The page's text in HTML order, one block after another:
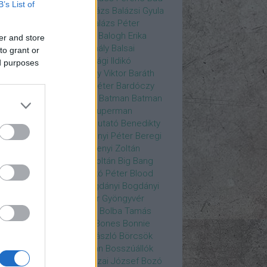
List of
and store
grant or
purposes
Bajos csajok Balázs Balázsi Gyula
Balázs Péter
Gate 3
Balogh Erika
Mix Stúdió
Balog Mihály Balsai
Bánfalvi Eszter
Bánsági Ildikó
Baradlay Viktor Baráth
Barát Attia Barbinek Péter Bardóczy
Batman Batman
ellen
Batman v Superman
bemutató Benedikty
Benkő Péter Bercsényi Péter Beregi
Berzsenyi Zoltán
Bezerédi Zoltán Big Bang
Kft.
Blake Lively Blaskó Péter Blood
Bogdányi Bogdányi
Bognár Gyöngyvér
Tamás
Bolba Tamás
Gábor
Bones Bonnie
Borbély László Börcsök
Boros Zoltán Bor Zoltán Bosszúállók
Endre
Bozai József Bozó